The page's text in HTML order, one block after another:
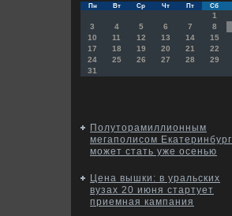
Пн Вт Ср Чт Пт Сб
1
3
4 5 6 7 8
10
11 12 13 14 15
17
18 19 20 21 22
24
25 26 27 28 29
31
Полуторамиллионным
мегаполисом Екатеринбург
может стать уже осенью
Цена вышки: в уральских
вузах 20 июня стартует
приемная кампания